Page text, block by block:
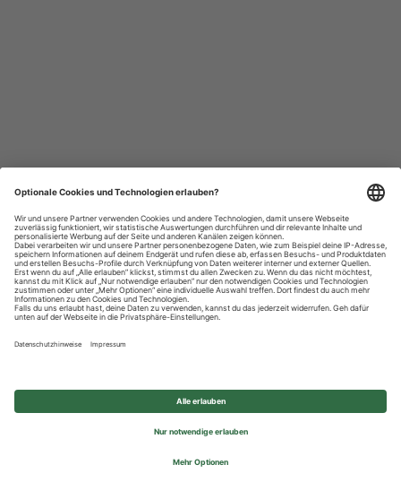
Datenschutzhinweise
Impressum
Privatsphäre-Einstellungen
© 2026 REWE Group - All rights reserved